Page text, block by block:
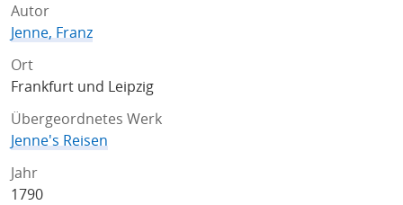
Autor
Jenne, Franz
Ort
Frankfurt und Leipzig
Übergeordnetes Werk
Jenne's Reisen
Jahr
1790